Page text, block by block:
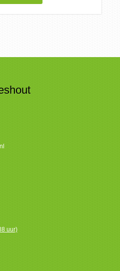
uur)